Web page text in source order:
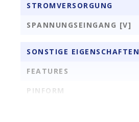
STROMVERSORGUNG
SPANNUNGSEINGANG [V]
SONSTIGE EIGENSCHAFTEN
FEATURES
PINFORM